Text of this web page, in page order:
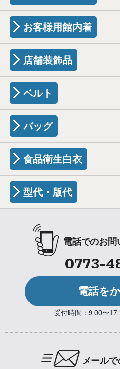
お客様用館内着
店舗装飾品
ベルト
バッグ
食品衛生白衣
型代・版代
電話でのお問
0773-
電話を
受付時間：9:00〜
メール